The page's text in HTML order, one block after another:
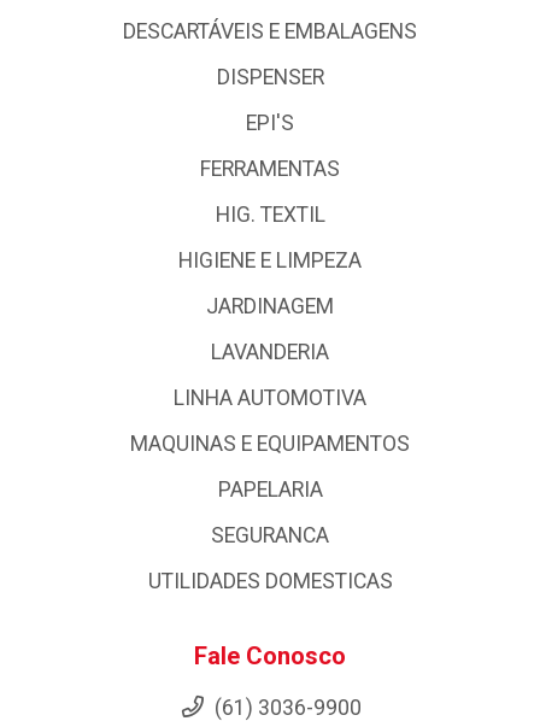
DESCARTÁVEIS E EMBALAGENS
DISPENSER
EPI'S
FERRAMENTAS
HIG. TEXTIL
HIGIENE E LIMPEZA
JARDINAGEM
LAVANDERIA
LINHA AUTOMOTIVA
MAQUINAS E EQUIPAMENTOS
PAPELARIA
SEGURANCA
UTILIDADES DOMESTICAS
Fale Conosco
(61) 3036-9900